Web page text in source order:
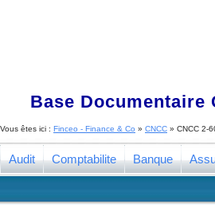
Base Documentaire
Vous êtes ici : Finceo - Finance & Co » CNCC » CNCC 2-
Audit Comptabilite Banque